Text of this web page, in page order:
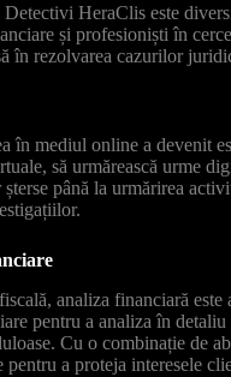
HeraClis este
și profesioniști în
în rezolvarea cazurilor
în mediul online a devenit
să urmărească urme
până la urmărirea
analiza financiară
pentru a analiza în
Cu o combinație de
a proteja interesele